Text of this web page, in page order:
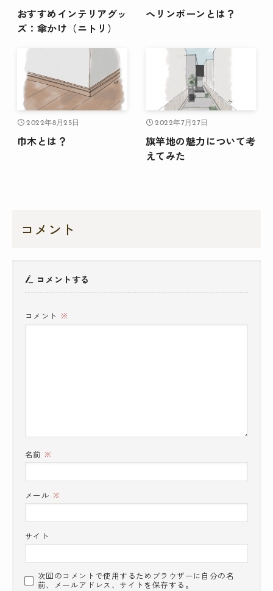
おすすめインテリアグッ
ズ：傘かけ（ニトリ）
ヘリンボーンとは？
巾木とは？
2022年8月25日
旗竿地の魅力について考
えてみた
2022年7月27日
コメント
コメントする
コメント ※
名前 ※
メール ※
サイト
次回のコメントで使用するためブラウザーに自分の名
前、メールアドレス、サイトを保存する。